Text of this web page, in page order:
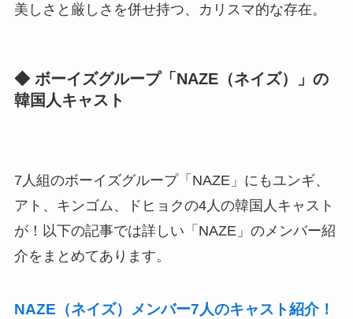
美しさと厳しさを併せ持つ、カリスマ的な存在。
◆ ボーイズグループ「NAZE（ネイズ）」の
韓国人キャスト
7人組のボーイズグループ「NAZE」にもユンギ、
アト、キンゴム、ドヒョクの4人の韓国人キャスト
が！以下の記事では詳しい「NAZE」のメンバー紹
介をまとめてあります。
NAZE（ネイズ）メンバー7人のキャスト紹介！